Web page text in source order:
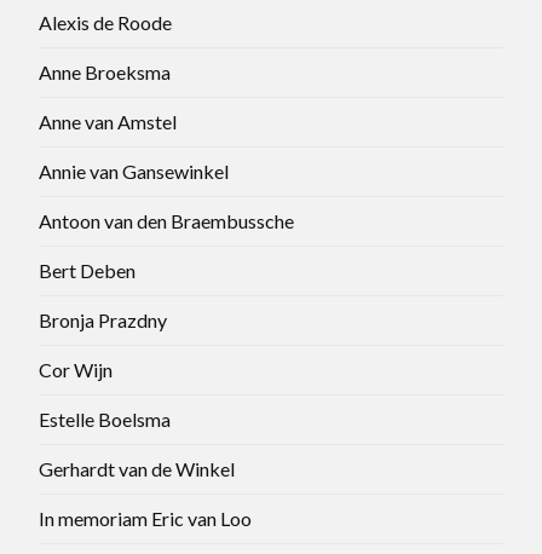
Alexis de Roode
Anne Broeksma
Anne van Amstel
Annie van Gansewinkel
Antoon van den Braembussche
Bert Deben
Bronja Prazdny
Cor Wijn
Estelle Boelsma
Gerhardt van de Winkel
In memoriam Eric van Loo